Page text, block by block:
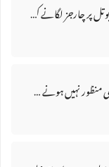
وزیراعلیٰ پنجاب نے پینے کے پانی کی بوتل پر چارجز لگانے کی تجویز مستر دکر دی
اسلام آباد ہائیکورٹ: ججز تعیناتی سمری منظور نہیں‌ ہونے کے خٌلاف فیصلہ محفوظ